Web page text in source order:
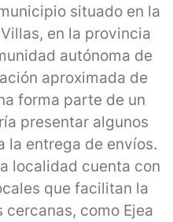
situado en la
en la provincia
autónoma de
aproximada de
forma parte de un
presentar algunos
la entrega de envíos.
localidad cuenta con
que facilitan la
como Ejea